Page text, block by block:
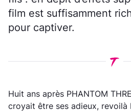
film est suffisamment
pour captiver.
Huit ans après PHANTOM
croyait être ses adieux, revoilà